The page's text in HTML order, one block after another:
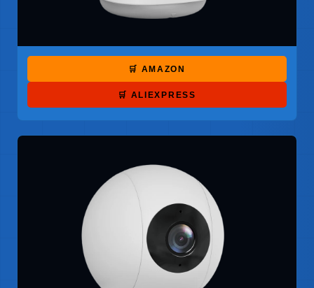
🛒 AMAZON
🛒 ALIEXPRESS